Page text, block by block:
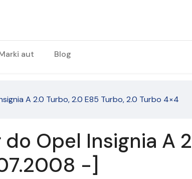
aut Blog
A 2.0 Turbo, 2.0 E85 Turbo, 2.0 Turbo 4×4
Opel Insignia A
-]